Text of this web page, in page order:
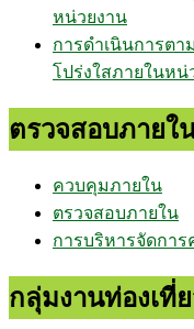
หน่วยงาน
การดำเนินการต
โปร่งใสภายในหน่
ตรวจสอบภายใ
ควบคุมภายใน
ตรวจสอบภายใน
การบริหารจัดการ
กลุ่มงานท่องเที่